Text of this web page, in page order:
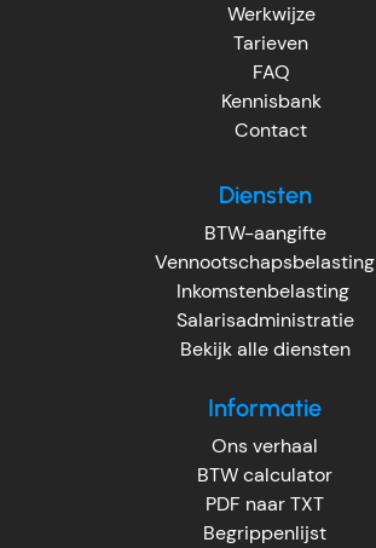
Werkwijze
Tarieven
FAQ
Kennisbank
Contact
Diensten
BTW-aangifte
Vennootschapsbelasting
Inkomstenbelasting
Salarisadministratie
Bekijk alle diensten
Informatie
Ons verhaal
BTW calculator
PDF naar TXT
Begrippenlijst